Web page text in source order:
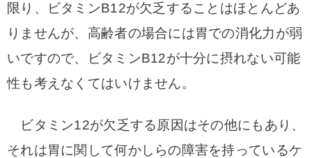
限り、ビタミンB12が欠乏することはほとんどあ
りませんが、高齢者の場合には胃での消化力が弱
いですので、ビタミンB12が十分に摂れない可能
性も考えなくてはいけません。
ビタミン12が欠乏する原因はその他にもあり、
それは胃に関して何かしらの障害を持っているケ